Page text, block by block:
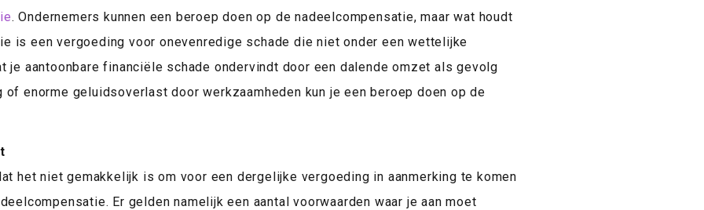
. Ondernemers kunnen een beroep doen op de nadeelcompensatie, maar wat houdt
is een vergoeding voor onevenredige schade die niet onder een wettelijke
je aantoonbare financiële schade ondervindt door een dalende omzet als gevolg
of enorme geluidsoverlast door werkzaamheden kun je een beroep doen op de
het niet gemakkelijk is om voor een dergelijke vergoeding in aanmerking te komen
Er gelden namelijk een aantal voorwaarden waar je aan moet